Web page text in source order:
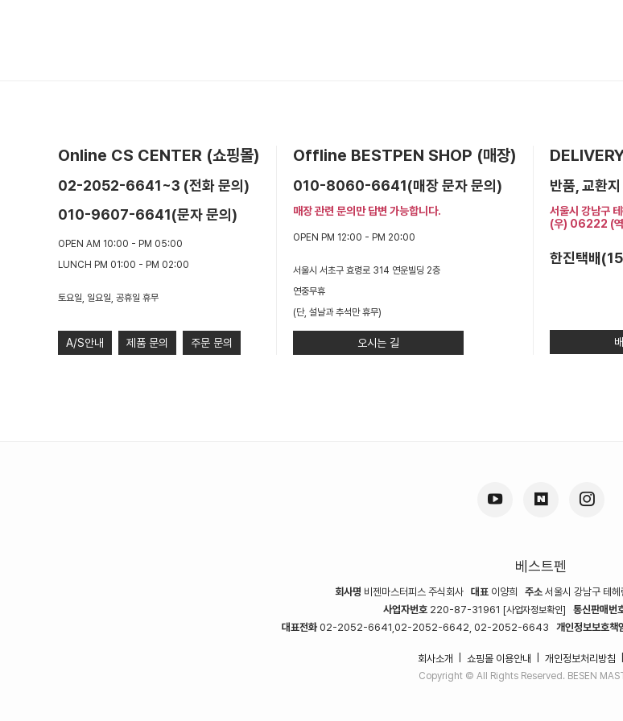
Online CS CENTER (쇼핑몰)
02-2052-6641~3 (전화 문의)
010-9607-6641(문자 문의)
OPEN AM 10:00 - PM 05:00
LUNCH PM 01:00 - PM 02:00
토요일, 일요일, 공휴일 휴무
A/S안내 제품 문의 주문 문의
Offline BESTPEN SHOP (매장)
010-8060-6641(매장 문자 문의)
매장 관련 문의만 답변 가능합니다.
OPEN PM 12:00 - PM 20:00
서울시 서초구 효령로 314 연운빌딩 2층
연중무휴
(단, 설날과 추석만 휴무)
오시는 길
반품, 교환지
서울시 강남구
(우) 06222 (
한진택배
베스트펜
회사명 비젠마스터피스 주식회사 대표이양희 주소서울시 강남구 테
사업자번호 220-87-31961 [사업자정보확인] 통신판매번
대표전화 02-2052-6641,02-2052-6642, 02-2052-6643 개인정보보호책
회사소개 쇼핑몰 이용안내 개인정보처리방침
Copyright © All Rights Reserved. BESEN